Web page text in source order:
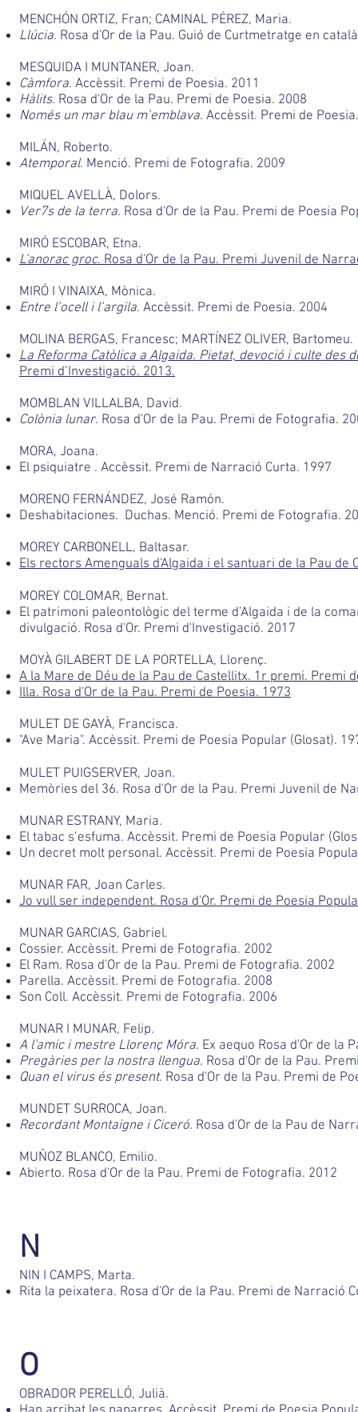
MENCHÓN ORTIZ, Fran; CAMINAL PÉREZ, Maria.
Llúcia. Rosa d'Or de la Pau. Guió de Curtmetratge en
MESQUIDA I MUNTANER, Joan.
Càmfora. Accèssit. Premi de Poesia. 2011
Hàlits. Rosa d'Or de la Pau. Premi de Poesia. 2008
Només un mar blau m’emblava. Accèssit. Premi de
MILÁN, Roberto.
Atemporal. Menció. Premi de Fotografia. 2009
MIQUEL AVELLÀ, Dolors.
Ver7s de la terra. Rosa d'Or de la Pau. Premi de Poesia
MIRÓ ESCOBAR, Etna.
L'anorac groc. Rosa d'Or de la Pau. Premi Juvenil de
MIRÓ I VINAIXA, Mònica.
Entre l’ocell i l’argila. Accèssit. Premi de Poesia. 2004
MOLINA BERGAS, Francesc; MARTÍNEZ OLIVER, Bartomeu.
La Reforma Catòlica a Algaida. Pietat, devoció i culte des
Premi d’Investigació. 2013.
MOMBLAN VILLALBA, David.
Colònia lunar. Rosa d'Or de la Pau. Premi de Fotografia.
MORA, Joana.
El psiquiatre . Accèssit. Premi de Narració Curta. 1997
MORENO FERNÁNDEZ, José Ramón.
Deshabitaciones. Duchas. Menció. Premi de Fotografia.
MOREY CARBONELL, Baltasar.
Els rectors Amenguals d'Algaida i el santuari de la Pau
MOREY COLOMAR, Bernat.
El patrimoni paleontològic del terme d’Algaida i de la
divulgació. Rosa d'Or. Premi d'Investigació. 2017
MOYÀ GILABERT DE LA PORTELLA, Llorenç.
A la Mare de Déu de la Pau de Castellitx. 1r premi. Premi
Illa. Rosa d'Or de la Pau. Premi de Poesia. 1973
MULET DE GAYÀ, Francisca.
"Ave Maria". Accèssit. Premi de Poesia Popular (Glosat).
MULET PUIGSERVER, Joan.
Memòries del 36. Rosa d'Or de la Pau. Premi Juvenil de
MUNAR ESTRANY, Maria.
El tabac s’esfuma. Accèssit. Premi de Poesia Popular
Un decret molt personal. Accèssit. Premi de Poesia
MUNAR FAR, Joan Carles.
Jo vull ser independent. Rosa d'Or. Premi de Poesia
MUNAR GARCIAS, Gabriel.
Cossier. Accèssit. Premi de Fotografia. 2002
El Ram. Rosa d'Or de la Pau. Premi de Fotografia. 2002
Parella. Accèssit. Premi de Fotografia. 2008
Son Coll. Accèssit. Premi de Fotografia. 2006
MUNAR I MUNAR, Felip.
A l'amic i mestre Llorenç Móra. Ex aequo Rosa d'Or de la
Pregàries per la nostra llengua. Rosa d'Or de la Pau.
Quan el virus és present. Rosa d'Or de la Pau. Premi de
MUNDET SURROCA, Joan.
Recordant Montaigne i Ciceró. Rosa d'Or de la Pau de
MUÑOZ BLANCO, Emilio.
Abierto. Rosa d'Or de la Pau. Premi de Fotografia. 2012
N
NIN I CAMPS, Marta.
Rita la peixatera. Rosa d'Or de la Pau. Premi de Narració
O
OBRADOR PERELLÓ, Julià.